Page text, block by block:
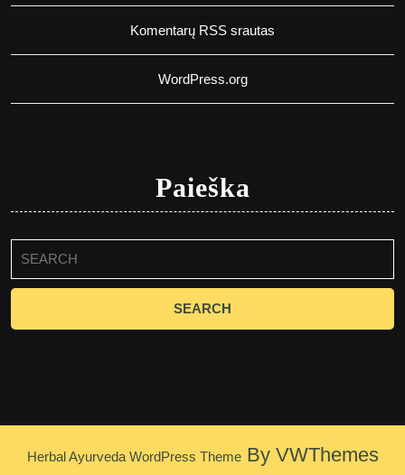
Komentarų RSS srautas
WordPress.org
Paieška
for:
Herbal Ayurveda WordPress ThemeBy VWThemes